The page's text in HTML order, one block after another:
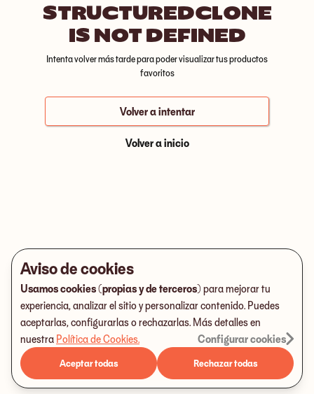
STRUCTUREDCLONE
IS NOT DEFINED
Intenta volver más tarde para poder visualizar tus productos
favoritos
Volver a intentar
Volver a inicio
Aviso de cookies
Usamos cookies (propias y de terceros) para mejorar tu
experiencia, analizar el sitio y personalizar contenido. Puedes
aceptarlas, configurarlas o rechazarlas. Más detalles en
nuestra Política de Cookies. Configurar cookies
Aceptar todas Rechazar todas